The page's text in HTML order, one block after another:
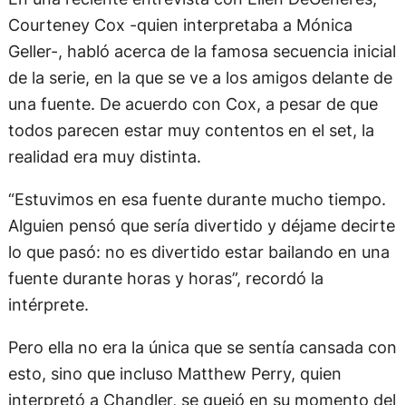
En una reciente entrevista con Ellen DeGeneres,
Courteney Cox -quien interpretaba a Mónica
Geller-, habló acerca de la famosa secuencia inicial
de la serie, en la que se ve a los amigos delante de
una fuente. De acuerdo con Cox, a pesar de que
todos parecen estar muy contentos en el set, la
realidad era muy distinta.
“Estuvimos en esa fuente durante mucho tiempo.
Alguien pensó que sería divertido y déjame decirte
lo que pasó: no es divertido estar bailando en una
fuente durante horas y horas”, recordó la
Pero ella no era la única que se sentía cansada con
esto, sino que incluso Matthew Perry, quien